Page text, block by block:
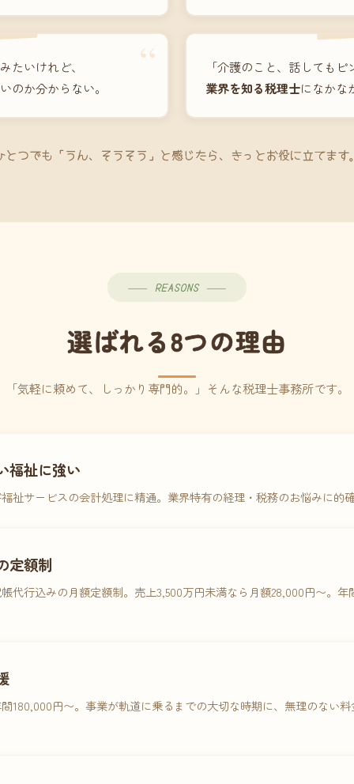
“
たいけれど、
のか分からない。
「介護のこと、話してもピ
業界を知る税理士になかな
とつでも「うん、そうそう」と感じたら、きっとお役に立てます。
REASONS
選ばれる8つの理由
「気軽に頼めて、しっかり専門的。」そんな税理士事務所です。
福祉に強い
祉サービスの会計処理に精通。業界特有の経理・税務のお悩みに的
定額制
代行込みの月額定額制。売上3,500万円未満なら月額28,000円〜。年
180,000円〜。事業が軌道に乗るまでの大切な時期に、無理のない料